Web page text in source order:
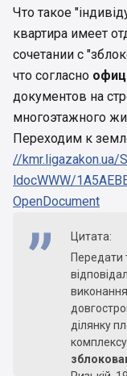
трьома
абзацами
зазвичай
поверхів
Что такое
квартира имеет
сочетании с
что согласно
документов на
многоэтажного
Переходим к
//kmr.ligazakon.ua/
ldocWWW/
OpenDocument
Цитата:
Передати
ділянку
комплексу